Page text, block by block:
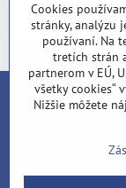
V dobe, keď
zamyslieť sa, či
možno
Cookies
stránky, analýzu
používaní. Na
tretích strán
partnerom v EÚ,
všetky cookies“
Nižšie môžete